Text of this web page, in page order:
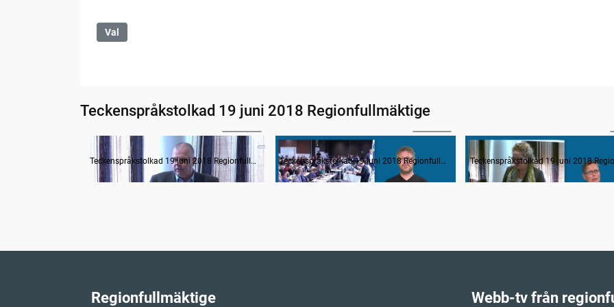
Val
Teckenspråkstolkad 19 juni 2018 Regionfullmäktige
Övergripande hälso- och sjukvårdsdebatt
Teckenspråkstolkad 19 juni 2018 Regionfullmäktige Teckenspråkstolkad 19 juni 2018 Regionfullmäktige
Utdelning av 2018 års
Regionfullmäktige Webb-tv från